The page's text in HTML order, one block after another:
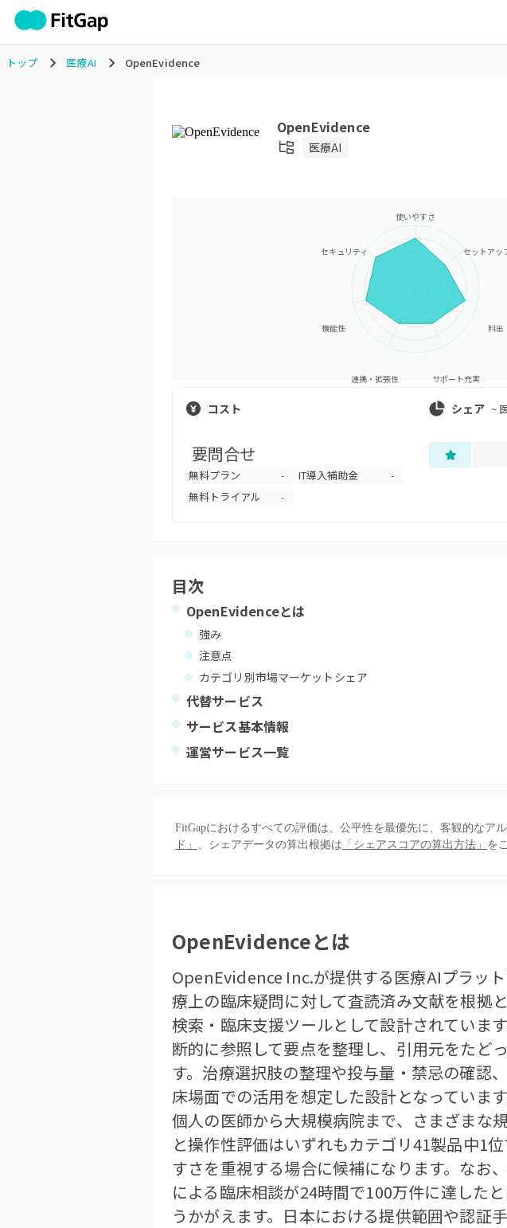
トップ 医療AI OpenEvidence
OpenEvidence
医療AI
使いやすさ
セットアッ
料金
サポート充実
連携・拡張性
機能性
セキュリティ
コスト
要問合せ
無料プラン - IT導入補助金 -
無料トライアル -
シェア ~
目次
OpenEvidenceとは
強み
注意点
カテゴリ別市場マーケットシェア
代替サービス
サービス基本情報
運営サービス一覧
FitGapにおけるすべての評価は、公平性を最優先に、客観的なア
ド」 、シェアデータの算出根拠は 「シェアスコアの算出方法」 を
OpenEvidenceとは
OpenEvidence Inc.が提供する医療AIプラッ
療上の臨床疑問に対して査読済み文献を根
検索・臨床支援ツールとして設計されていま
断的に参照して要点を整理し、引用元をたど
す。治療選択肢の整理や投与量・禁忌の確認
床場面での活用を想定した設計となっていま
個人の医師から大規模病院まで、さまざまな
と操作性評価はいずれもカテゴリ41製品中1
すさを重視する場合に候補になります。なお
による臨床相談が24時間で100万件に達した
うかがえます。日本における提供範囲や認証